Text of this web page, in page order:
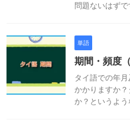
問題ないはず
単語
期間・頻度
タイ語での年
かかりますか
か？というよ